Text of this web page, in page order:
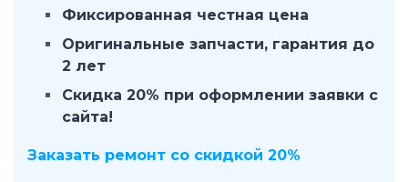
Фиксированная честная цена
Оригинальные запчасти, гарантия до
2 лет
Скидка 20% при оформлении заявки с
сайта!
Заказать ремонт со скидкой 20%